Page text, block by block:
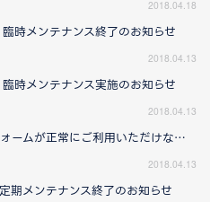
2018.04.18
時メンテナンス終了のお知らせ
2018.04.13
時メンテナンス実施のお知らせ
2018.04.13
お問い合わせフォームが正常にご利用いただけない問題に関して（4/13 12:00 更新）
2018.04.13
期メンテナンス終了のお知らせ